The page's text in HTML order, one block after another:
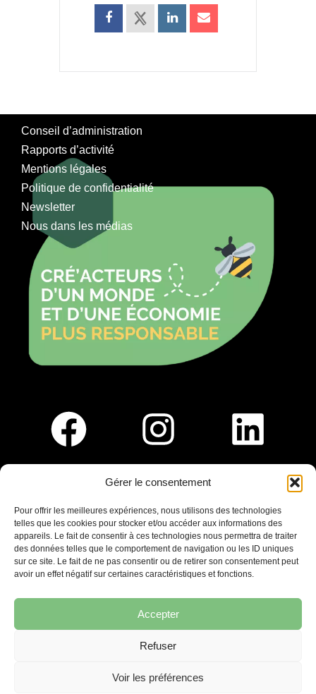
Gérer le consentement
Pour offrir les meilleures expériences, nous utilisons des technologies
telles que les cookies pour stocker et/ou accéder aux informations des
appareils. Le fait de consentir à ces technologies nous permettra de traiter
des données telles que le comportement de navigation ou les ID uniques
sur ce site. Le fait de ne pas consentir ou de retirer son consentement peut
avoir un effet négatif sur certaines caractéristiques et fonctions.
Accepter
Refuser
Voir les préférences
Conseil d’administration
Rapports d’activité
Mentions légales
Politique de confidentialité
Newsletter
Nous dans les médias
Saint-Germain-En-Laye
Ligne R2-Nord
Tramway T13
20mins à pied du RER A